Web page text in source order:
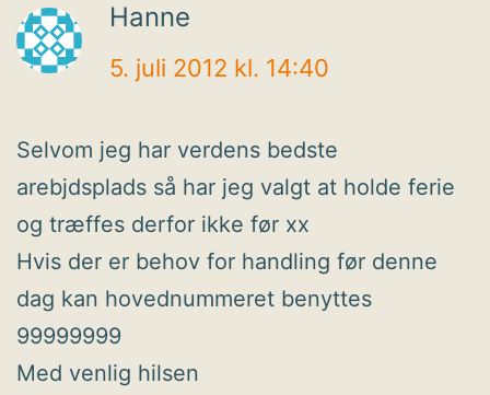
Hanne
5. juli 2012 kl. 14:40
Selvom jeg har verdens bedste
arebjdsplads så har jeg valgt at holde ferie
og træffes derfor ikke før xx
Hvis der er behov for handling før denne
dag kan hovednummeret benyttes
99999999
Med venlig hilsen